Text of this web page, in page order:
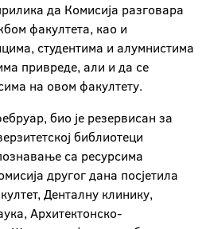
да Комисија разговара
факултета, као и
студентима и алумнистима
привреде, али и да се
на овом факултету.
био је резервисан за
библиотеци
са ресурсима
другог дана посјетила
Денталну клинику,
Архитектонско-